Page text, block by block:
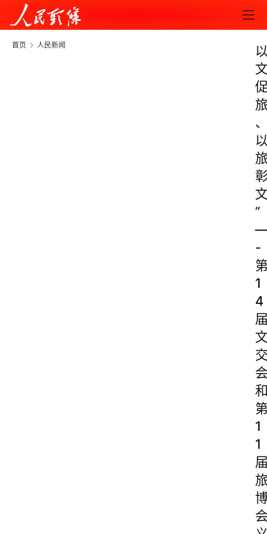
首页 人民新闻
”
-
1
4
1
1